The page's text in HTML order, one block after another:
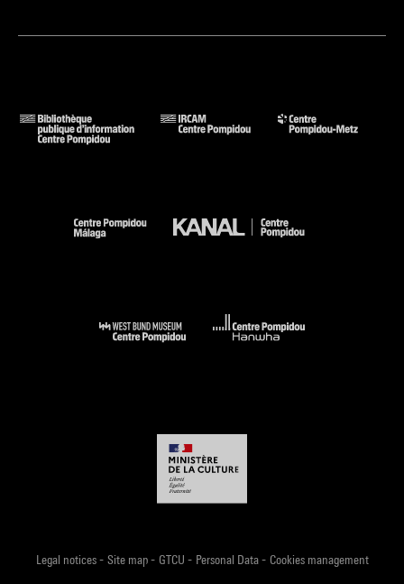
Legal notices- Site map- GTCU - Personal Data- Cookies management